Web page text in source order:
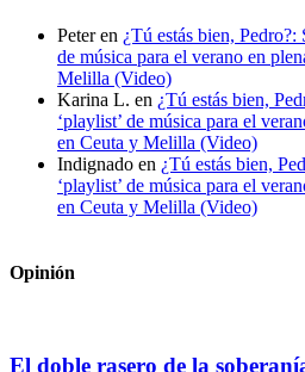
Peteren ¿Tú estás bien, Pedro?:
de música para el verano en
Melilla (Video)
Karina L. en ¿Tú estás bien,
‘playlist’ de música para el
en Ceuta y Melilla (Video)
Indignado en ¿Tú estás bien,
‘playlist’ de música para el
en Ceuta y Melilla (Video)
Opinión
El doble rasero de la